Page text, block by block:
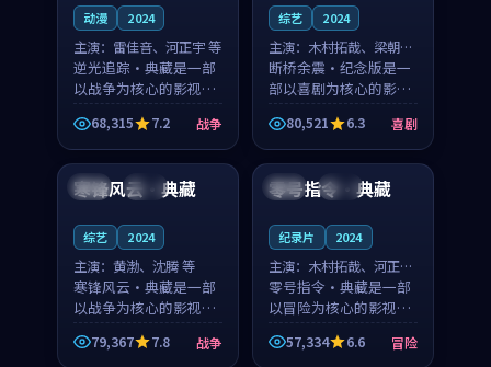
动漫 2024
主演： 雷佳音、河正宇 等
逆光追踪·典藏是一部
以战争为核心的影视作
品，围绕危机、反转与
人物成长展开，整体节
奏紧凑，值得推荐观
看。
68,315 7.2 战争
综艺 2024
主演： 木村拓哉、梁朝伟
等
断桥余震·纪念版是一
部以喜剧为核心的影视
作品，围绕危机、反转
与人物成长展开，整体
节奏紧凑，值得推荐观
看。
80,521 6.3 喜剧
韩国 独播
寒锋风云·典藏
综艺 2024
主演： 黄渤、沈腾 等
寒锋风云·典藏是一部
以战争为核心的影视作
品，围绕危机、反转与
人物成长展开，整体节
79,367 7.8 战争
日本 杜比
零号指令·典藏
纪录片 2024
主演： 木村拓哉、河正宇
等
零号指令·典藏是一部
以冒险为核心的影视作
品，围绕危机、反转与
人物成长展开，整体节
57,334 6.6 冒险